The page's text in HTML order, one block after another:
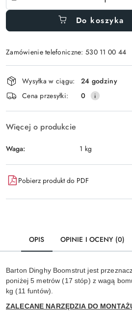
Do koszyka
Zamówienie telefoniczne: 530 11 00 44
Wyślij
Dostępność
i
dostawa
Wysyłka w ciągu:
24 godziny
Cena przesyłki:
0
Więcej o produkcie
Waga: 1 kg
Pobierz produkt do PDF
OPIS OPINIE I OCENY (0)
Barton Dinghy Boomstrut jest
poniżej 5 metrów (17 stóp) z wagą
kg (11 funtów).
ZALECANE NARZĘDZIA DO